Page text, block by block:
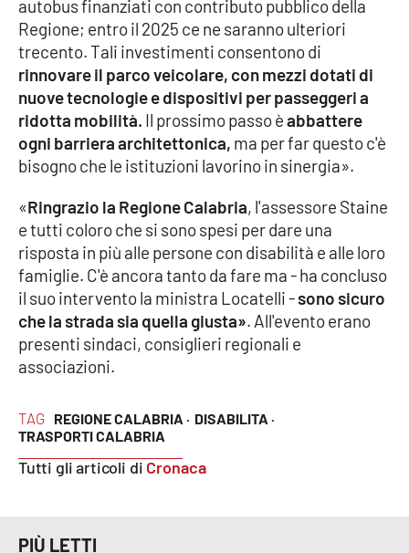
EDIZIONI
LOCALI
Catanzaro
Crotone
Reggio Calabria
Cosenza
Lamezia Terme
Buona Sanità Calabria
TAG REGIONE CALABRIA · DISABILITA ·
TRASPORTI CALABRIA
Tutti gli articoli di Cronaca
autobus finanziati con contributo pubblico della
Regione; entro il 2025 ce ne saranno ulteriori
trecento. Tali investimenti consentono di
rinnovare il parco veicolare, con mezzi dotati di
nuove tecnologie e dispositivi per passeggeri a
ridotta mobilità. Il prossimo passo èabbattere
ogni barriera architettonica, ma per far questo c'è
bisogno che le istituzioni lavorino in sinergia».
«Ringrazio la Regione Calabria, l'assessore Staine
e tutti coloro che si sono spesi per dare una
risposta in più alle persone con disabilità e alle loro
famiglie. C'è ancora tanto da fare ma - ha concluso
il suo intervento la ministra Locatelli -sono sicuro
che la strada sia quella giusta». All'evento erano
presenti sindaci, consiglieri regionali e
associazioni.
PIÙ LETTI